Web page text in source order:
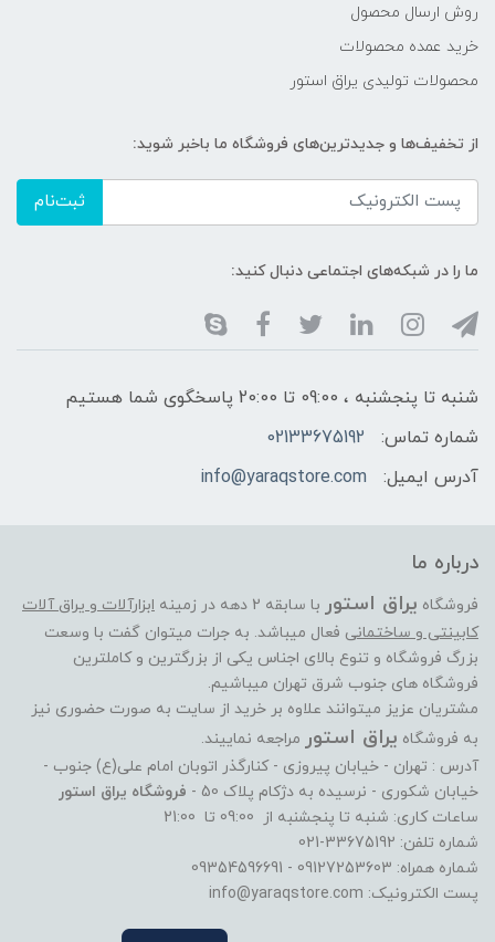
روش ارسال محصول
خرید عمده محصولات
محصولات تولیدی یراق استور
از تخفیف‌ها و جدیدترین‌های فروشگاه ما باخبر شوید:
ثبت‌نام
ما را در شبکه‌های اجتماعی دنبال کنید:
شنبه تا پنجشنبه ، 09:00 تا 20:00 پاسخگوی شما هستیم
شماره تماس:
02133675192
آدرس ایمیل:
info@yaraqstore.com
درباره ما
فروشگاه یراق استور با سابقه 2 دهه در زمینه
ابزارآلات و یراق آلات
کابینتی و ساختمانی فعال میباشد. به جرات میتوان گفت با وسعت
بزرگ فروشگاه و تنوع بالای اجناس یکی از بزرگترین و کاملترین
فروشگاه های جنوب شرق تهران میباشیم.
مشتریان عزیز میتوانند علاوه بر خرید از سایت به صورت حضوری نیز
به فروشگاه یراق استور مراجعه نماییند.
آدرس : تهران - خیابان پیروزی - کنارگذر اتوبان امام علی(ع) جنوب -
خیابان شکوری - نرسیده به دژکام پلاک 50 -
فروشگاه یراق استور
ساعات کاری: شنبه تا پنجشنبه از 09:00 تا 21:00
شماره تلفن: 33675192-021
شماره همراه: 09127253603 - 09354596691
پست الکترونیک: info@yaraqstore.com